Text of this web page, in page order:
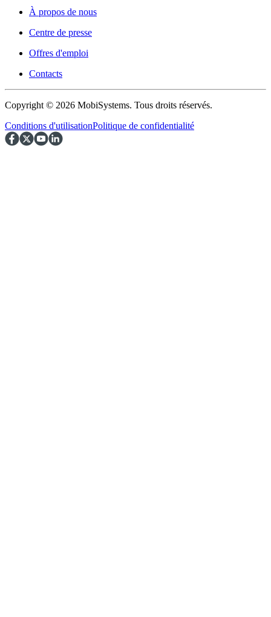
À propos de nous
Centre de presse
Offres d'emploi
Contacts
Copyright © 2026 MobiSystems. Tous droits réservés.
Conditions d'utilisationPolitique de confidentialité